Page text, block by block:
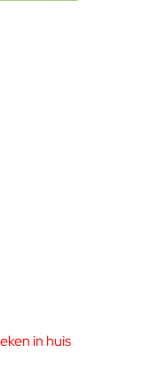
in huis